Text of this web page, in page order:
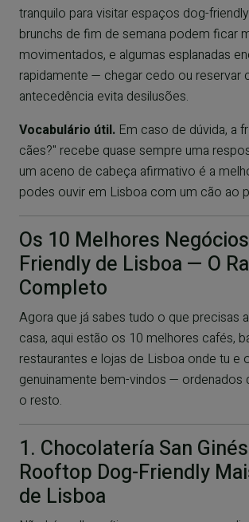
tranquilo para visitar espaços dog-
brunchs de fim de semana podem ficar
movimentados, e algumas esplanadas
rapidamente — chegar cedo ou reservar
antecedência evita desilusões.
Vocabulário útil. Em caso de dúvida, a
cães?" recebe quase sempre uma
um aceno de cabeça afirmativo é a
podes ouvir em Lisboa com um cão ao
Os 10 Melhores
Friendly de Lisboa — O
Completo
Agora que já sabes tudo o que precisas
casa, aqui estão os 10 melhores cafés,
restaurantes e lojas de Lisboa onde tu e
genuinamente bem-vindos — ordenados
o resto.
1. Chocolatería San
Rooftop Dog-Friendly
de Lisboa